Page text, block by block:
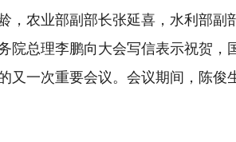
，农业部副部长张延喜，水利部
院总理李鹏向大会写信表示祝贺
又一次重要会议。会议期间，陈俊